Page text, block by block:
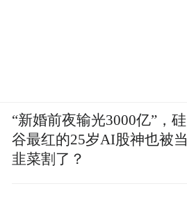
“新婚前夜输光3000亿”，硅
谷最红的25岁AI股神也被当
韭菜割了？